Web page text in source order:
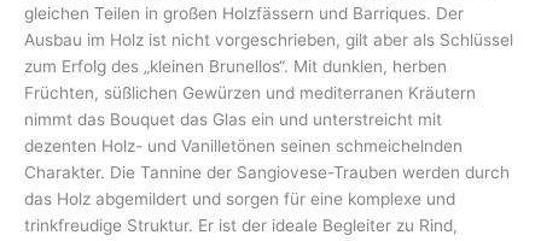
gleichen Teilen in großen Holzfässern und Barriques. Der
Ausbau im Holz ist nicht vorgeschrieben, gilt aber als Schlüssel
zum Erfolg des „kleinen Brunellos“. Mit dunklen, herben
Früchten, süßlichen Gewürzen und mediterranen Kräutern
nimmt das Bouquet das Glas ein und unterstreicht mit
dezenten Holz- und Vanilletönen seinen schmeichelnden
Charakter. Die Tannine der Sangiovese-Trauben werden durch
das Holz abgemildert und sorgen für eine komplexe und
trinkfreudige Struktur. Er ist der ideale Begleiter zu Rind,